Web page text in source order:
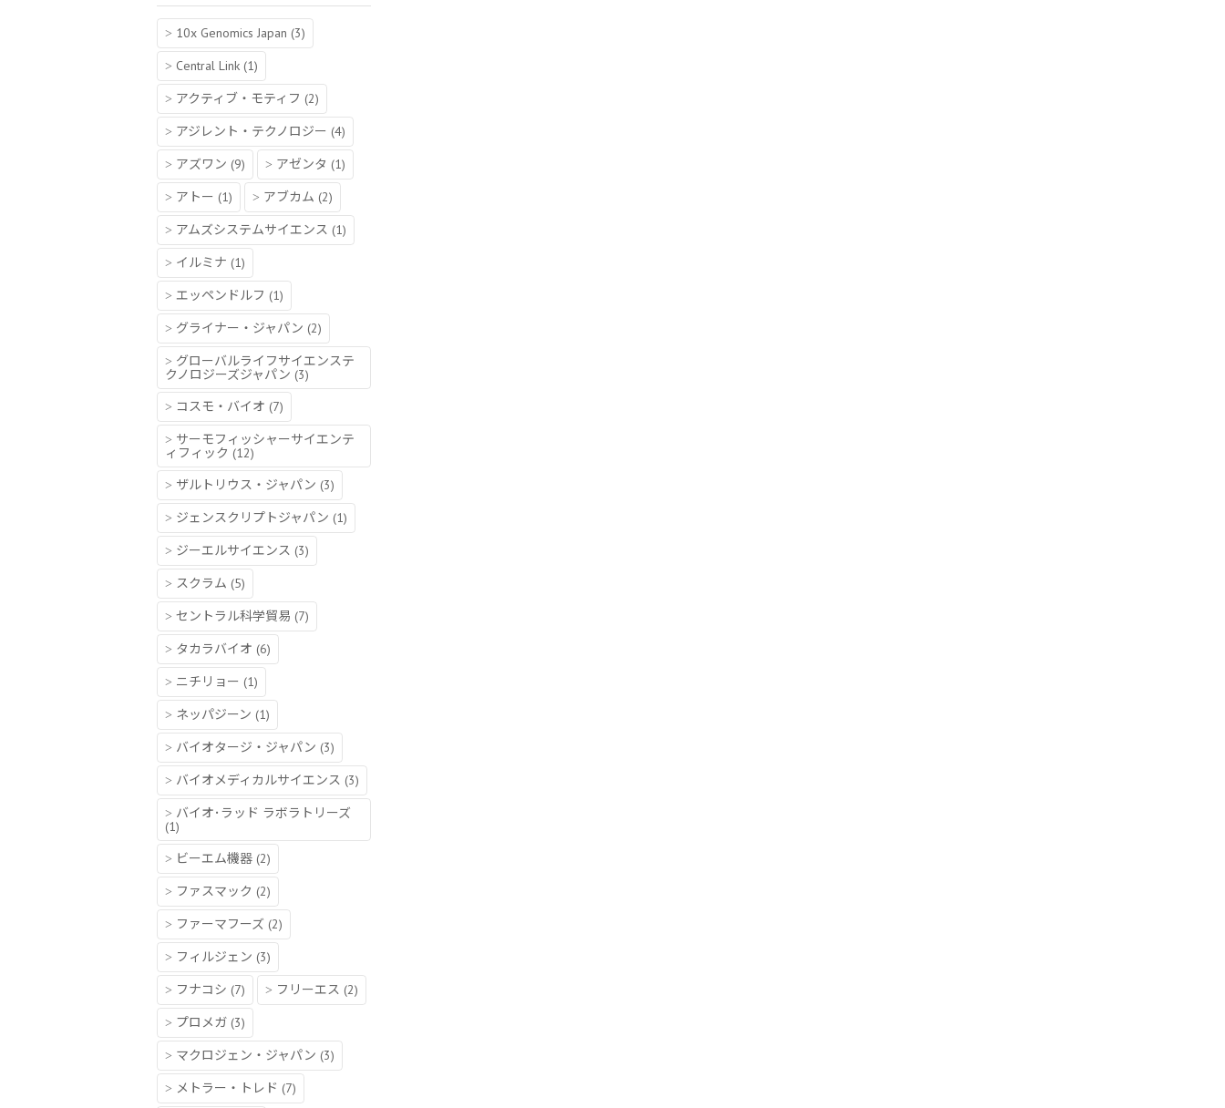
10x Genomics Japan (3)
Central Link (1)
アクティブ・モティフ (2)
アジレント・テクノロジー (4)
アズワン (9) アゼンタ (1)
アトー (1) アブカム (2)
アムズシステムサイエンス (1)
イルミナ (1)
エッペンドルフ (1)
グライナー・ジャパン (2)
グローバルライフサイエンステ
クノロジーズジャパン (3)
コスモ・バイオ (7)
サーモフィッシャーサイエンテ
ィフィック (12)
ザルトリウス・ジャパン (3)
ジェンスクリプトジャパン (1)
ジーエルサイエンス (3)
スクラム (5)
セントラル科学貿易 (7)
タカラバイオ (6)
ニチリョー (1)
ネッパジーン (1)
バイオタージ・ジャパン (3)
バイオメディカルサイエンス (3)
バイオ･ラッド ラボラトリーズ
(1)
ビーエム機器 (2)
ファスマック (2)
ファーマフーズ (2)
フィルジェン (3)
フナコシ (7) フリーエス (2)
プロメガ (3)
マクロジェン・ジャパン (3)
メトラー・トレド (7)